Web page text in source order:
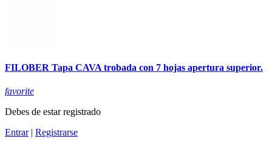
FILOBER Tapa CAVA trobada con 7 hojas apertura superior.
favorite
Debes de estar registrado
Entrar| Registrarse